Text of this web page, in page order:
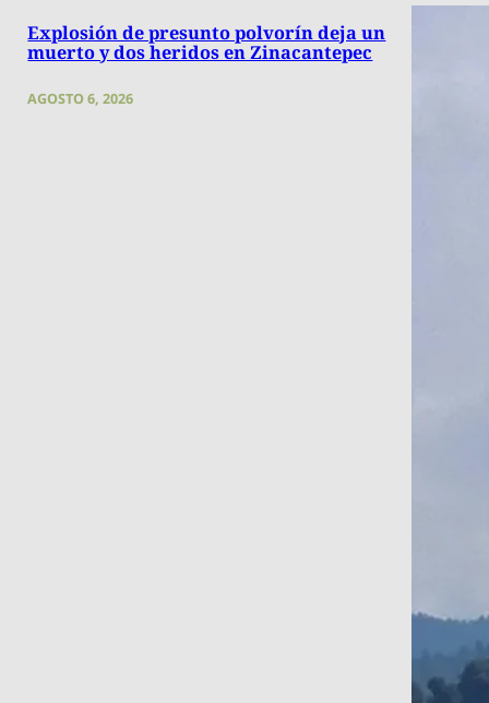
Explosión de presunto polvorín deja un
muerto y dos heridos en Zinacantepec
AGOSTO 6, 2026